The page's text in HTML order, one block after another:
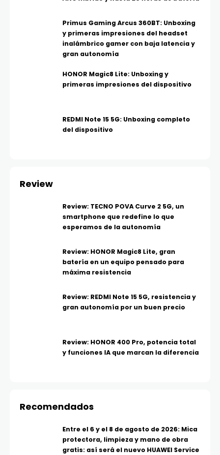
Primus Gaming Arcus 360BT: Unboxing
y primeras impresiones del headset
inalámbrico gamer con baja latencia y
gran autonomía
HONOR Magic8 Lite: Unboxing y
primeras impresiones del dispositivo
REDMI Note 15 5G: Unboxing completo
del dispositivo
Review
Review: TECNO POVA Curve 2 5G, un
smartphone que redefine lo que
esperamos de la autonomía
Review: HONOR Magic8 Lite, gran
batería en un equipo pensado para
máxima resistencia
Review: REDMI Note 15 5G, resistencia y
gran autonomía por un buen precio
Review: HONOR 400 Pro, potencia total
y funciones IA que marcan la diferencia
Recomendados
Entre el 6 y el 8 de agosto de 2026: Mica
protectora, limpieza y mano de obra
gratis: así será el nuevo HUAWEI Service